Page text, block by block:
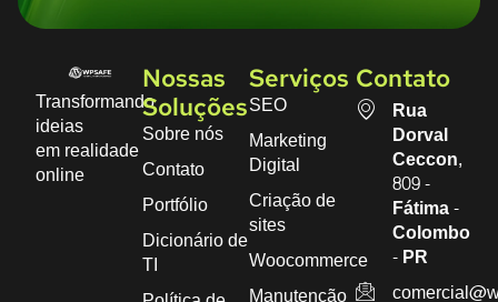
Transformando
ideias
em realidade
online
Nossas
Soluções
Sobre nós
Contato
Portfólio
Dicionário de
TI
Serviços
SEO
Marketing
Digital
Criação de
sites
Woocommerce
Manutenção
Contato
Rua
Dorval
Ceccon,
809 -
Fátima -
Colombo
- PR